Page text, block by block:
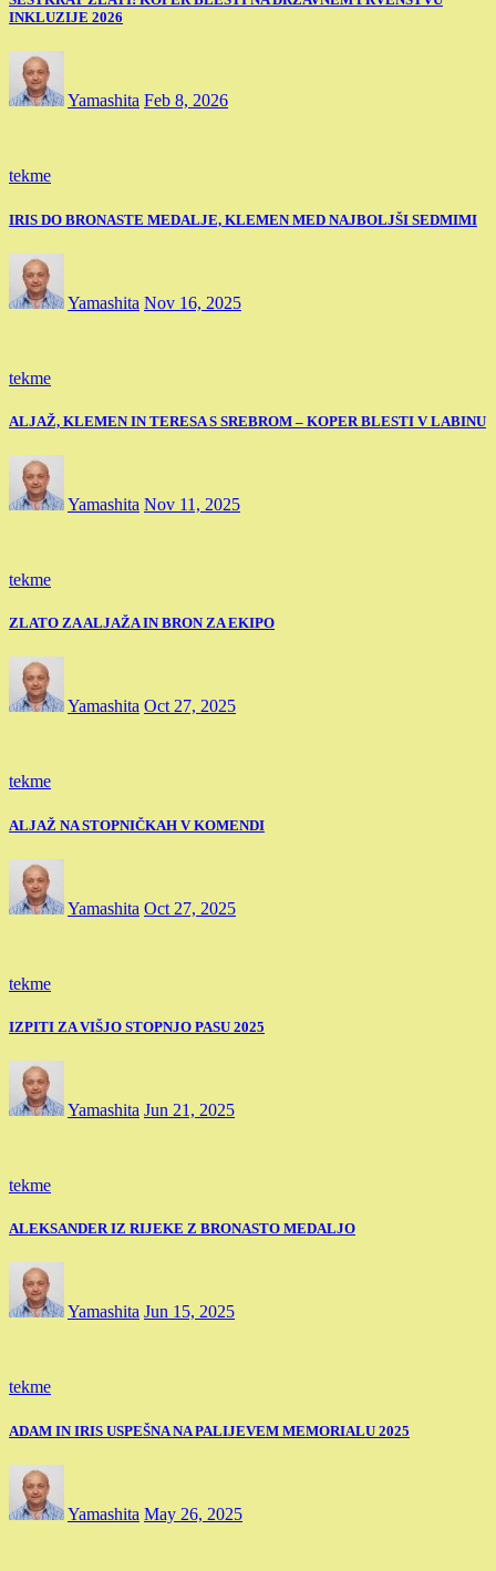
INKLUZIJE 2026
Yamashita Feb 8, 2026
tekme
IRIS DO BRONASTE MEDALJE, KLEMEN MED NAJBOLJŠI SEDMIMI
Yamashita Nov 16, 2025
tekme
ALJAŽ, KLEMEN IN TERESA S SREBROM – KOPER BLESTI V LABINU
Yamashita Nov 11, 2025
tekme
ZLATO ZA ALJAŽA IN BRON ZA EKIPO
Yamashita Oct 27, 2025
tekme
ALJAŽ NA STOPNIČKAH V KOMENDI
Yamashita Oct 27, 2025
tekme
IZPITI ZA VIŠJO STOPNJO PASU 2025
Yamashita Jun 21, 2025
tekme
ALEKSANDER IZ RIJEKE Z BRONASTO MEDALJO
Yamashita Jun 15, 2025
tekme
ADAM IN IRIS USPEŠNA NA PALIJEVEM MEMORIALU 2025
Yamashita May 26, 2025